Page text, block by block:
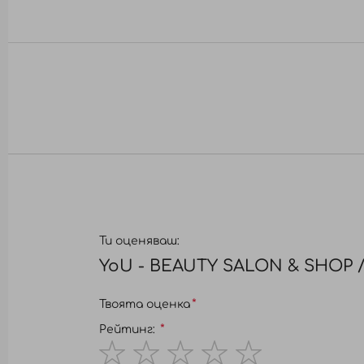
Ти оценяваш:
YoU - BEAUTY SALON &
Твоята оценка
Рейтинг: